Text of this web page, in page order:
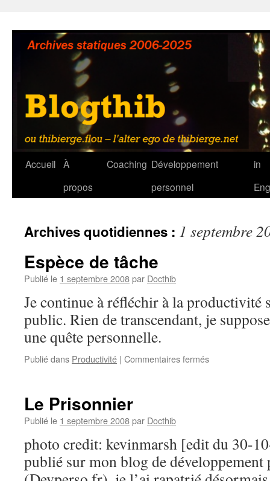
contenu
Accueil À
propos
Coaching Développement
personnel
in
Archives quotidiennes : 1 septembre
Espèce de tâche
Publié le 1 septembre 2008par Docthib
Je continue à réfléchir à la productivité
public. Rien de transcendant, je
une quête personnelle.
Publié dans Productivité | Commentaires ferméssur
Le Prisonnier
Publié le 1 septembre 2008par Docthib
photo credit: kevinmarsh [edit du 30-
publié sur mon blog de développement